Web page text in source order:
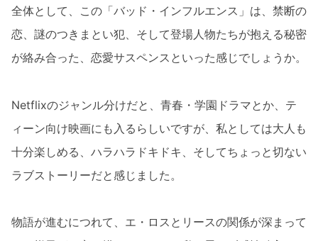
全体として、この「バッド・インフルエンス」は、禁断の
恋、謎のつきまとい犯、そして登場人物たちが抱える秘密
が絡み合った、恋愛サスペンスといった感じでしょうか。
Netflixのジャンル分けだと、青春・学園ドラマとか、テ
ィーン向け映画にも入るらしいですが、私としては大人も
十分楽しめる、ハラハラドキドキ、そしてちょっと切ない
ラブストーリーだと感じました。
物語が進むにつれて、エ・ロスとリースの関係が深まって